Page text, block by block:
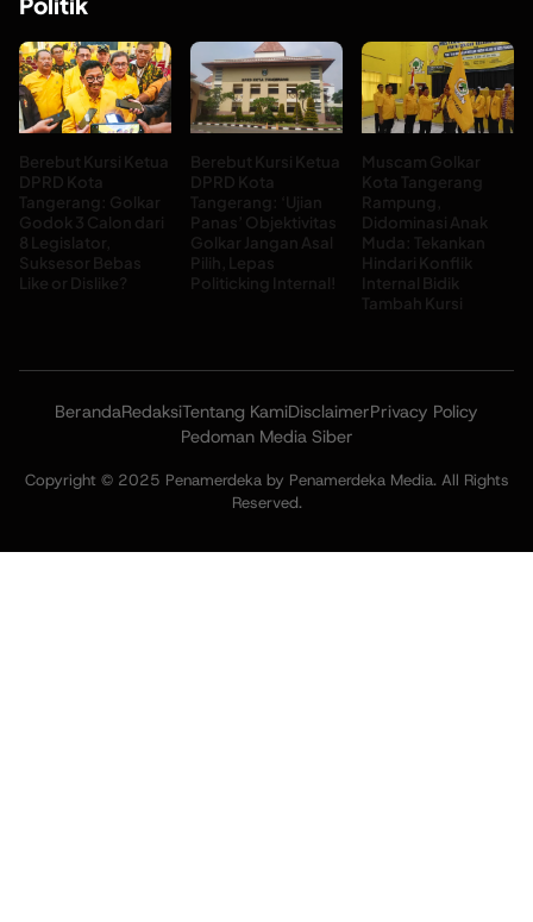
Berebut Kursi Ketua
DPRD Kota
Tangerang: Golkar
Godok 3 Calon dari
8 Legislator,
Suksesor Bebas
Like or Dislike?
Berebut Kursi Ketua
DPRD Kota
Tangerang: ‘Ujian
Panas’ Objektivitas
Golkar Jangan Asal
Pilih, Lepas
Politicking Internal!
Muscam Golkar
Kota Tangerang
Rampung,
Didominasi Anak
Muda: Tekankan
Hindari Konflik
Internal Bidik
Tambah Kursi
BerandaRedaksiTentang KamiDisclaimerPrivacy Policy
Pedoman Media Siber
Copyright © 2025 Penamerdeka by Penamerdeka Media. All Rights
Reserved.